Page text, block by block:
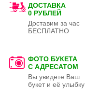
ДОСТАВКА
0 РУБЛЕЙ
Доставим за час
БЕСПЛАТНО
ФОТО БУКЕТА
С АДРЕСАТОМ
Вы увидете Ваш
букет и её улыбку